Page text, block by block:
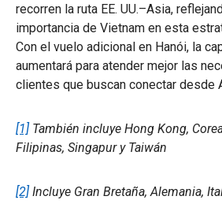
recorren la ruta EE. UU.–Asia,
importancia de Vietnam en esta
Con el vuelo adicional en Hanói, la
aumentará para atender mejor las
clientes que buscan conectar desde
[1] También incluye Hong Kong,
Filipinas, Singapur y Taiwán
[2] Incluye Gran Bretaña, Alemania,